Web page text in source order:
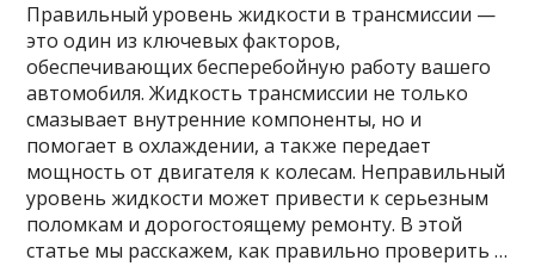
Правильный уровень жидкости в трансмиссии —
это один из ключевых факторов,
обеспечивающих бесперебойную работу вашего
автомобиля. Жидкость трансмиссии не только
смазывает внутренние компоненты, но и
помогает в охлаждении, а также передает
мощность от двигателя к колесам. Неправильный
уровень жидкости может привести к серьезным
поломкам и дорогостоящему ремонту. В этой
статье мы расскажем, как правильно проверить …